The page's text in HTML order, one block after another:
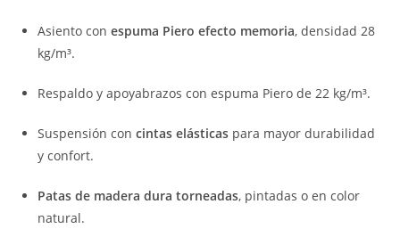
Asiento conespuma Piero efecto memoria, densidad 28
kg/m³.
Respaldo y apoyabrazos con espuma Piero de 22 kg/m³.
Suspensión concintas elásticas para mayor durabilidad
y confort.
Patas de madera dura torneadas, pintadas o en color
natural.